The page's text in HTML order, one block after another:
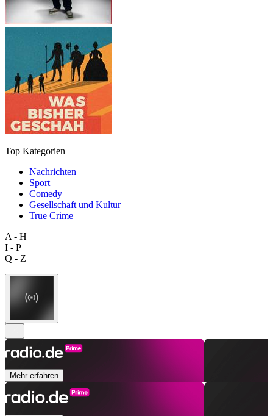
Top Kategorien
Nachrichten
Sport
Comedy
Gesellschaft und Kultur
True Crime
A - H
I - P
Q - Z
Mehr erfahren